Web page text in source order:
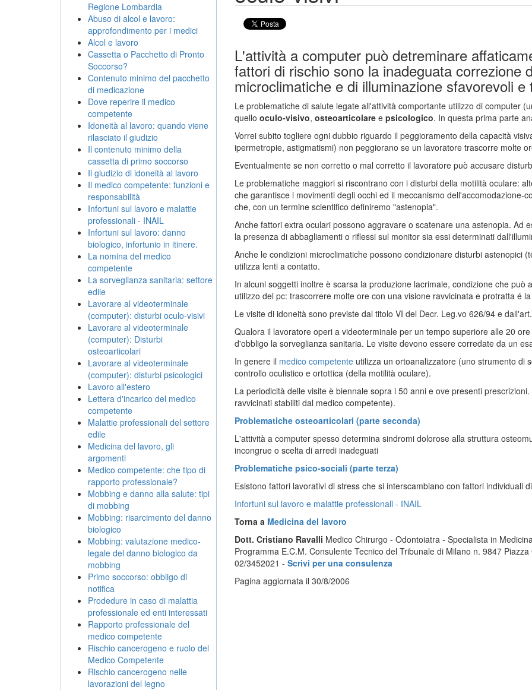
L'attività a computer può detreminare
fattori di rischio sono la inadeguata correzione
microclimatiche e di illuminazione sfavorevoli
Le problematiche di salute legate all'attività comportante utilizzo di computer
quello oculo-visivo, osteoarticolaree psicologico. In questa prima parte
Vorrei subito togliere ogni dubbio riguardo il peggioramento della capacità
ipermetropie, astigmatismi) non peggiorano se un lavoratore trascorre molte
Eventualmente se non corretto o mal corretto il lavoratore può accusare
Le problematiche maggiori si riscontrano con i disturbi della motilità oculare:
che garantisce i movimenti degli occhi ed il meccanismo dell'accomodazione-
che, con un termine scientifico definiremo "astenopia".
Anche fattori extra oculari possono aggravare o scatenare una astenopia. Ad
la presenza di abbagliamenti o riflessi sul monitor sia essi determinati
Anche le condizioni microclimatiche possono condizionare disturbi astenopici
utilizza lenti a contatto.
In alcuni soggetti inoltre è scarsa la produzione lacrimale, condizione che può
utilizzo del pc: trascorrere molte ore con una visione ravvicinata e protratta é
Le visite di idoneità sono previste dal titolo VI del Decr. Leg.vo 626/94 e
Qualora il lavoratore operi a videoterminale per un tempo superiore alle 20
d'obbligo la sorveglianza sanitaria. Le visite devono essere corredate da un
In genere il medico competenteutilizza un ortoanalizzatore (uno strumento di
controllo oculistico e ortottica (della motilità oculare).
La periodicità delle visite è biennale sopra i 50 anni e ove presenti
ravvicinati stabiliti dal medico competente).
Problematiche osteoarticolari (parte seconda)
L'attività a computer spesso determina sindromi dolorose alla struttura
incongrue o scelta di arredi inadeguati
Problematiche psico-sociali (parte terza)
Esistono fattori lavorativi di stress che si interscambiano con fattori individuali
Infortuni sul lavoro e malattie professionali - INAIL
Torna a Medicina del lavoro
Dott. Cristiano Ravalli Medico Chirurgo - Odontoiatra - Specialista in
Programma E.C.M. Consulente Tecnico del Tribunale di Milano n. 9847
02/3452021 - Scrivi per una consulenza
Pagina aggiornata il 30/8/2006
Regione Lombardia
Abuso di alcol e lavoro:
approfondimento per i medici
Alcol e lavoro
Cassetta o Pacchetto di Pronto
Soccorso?
Contenuto minimo del pacchetto
di medicazione
Dove reperire il medico
competente
Idoneità al lavoro: quando viene
rilasciato il giudizio
Il contenuto minimo della
cassetta di primo soccorso
Il giudizio di idoneità al lavoro
Il medico competente: funzioni e
responsabilità
Infortuni sul lavoro e malattie
professionali - INAIL
Infortuni sul lavoro: danno
biologico, infortunio in itinere.
La nomina del medico
competente
La sorveglianza sanitaria: settore
edile
Lavorare al videoterminale
(computer): disturbi oculo-visivi
Lavorare al videoterminale
(computer): Disturbi
osteoarticolari
Lavorare al videoterminale
(computer): disturbi psicologici
Lavoro all'estero
Lettera d'incarico del medico
competente
Malattie professionali del settore
edile
Medicina del lavoro, gli
argomenti
Medico competente: che tipo di
rapporto professionale?
Mobbing e danno alla salute: tipi
di mobbing
Mobbing: risarcimento del danno
biologico
Mobbing: valutazione medico-
legale del danno biologico da
mobbing
Primo soccorso: obbligo di
notifica
Prodedure in caso di malattia
professionale ed enti interessati
Rapporto professionale del
medico competente
Rischio cancerogeno e ruolo del
Medico Competente
Rischio cancerogeno nelle
lavorazioni del legno